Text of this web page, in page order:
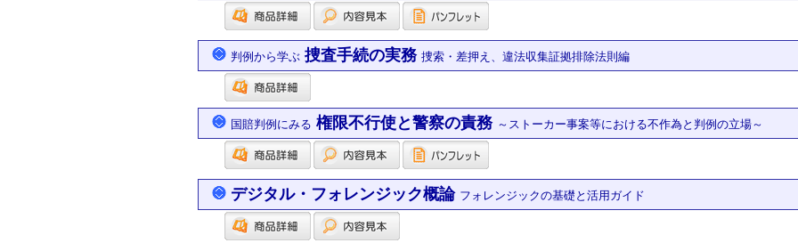
判例から学ぶ 捜査手続の実務 捜索・差押え、違法収集証拠排除法則編
国賠判例にみる 権限不行使と警察の責務 ～ストーカー事案等における不作為と判例の立場～
デジタル・フォレンジック概論 フォレンジックの基礎と活用ガイド